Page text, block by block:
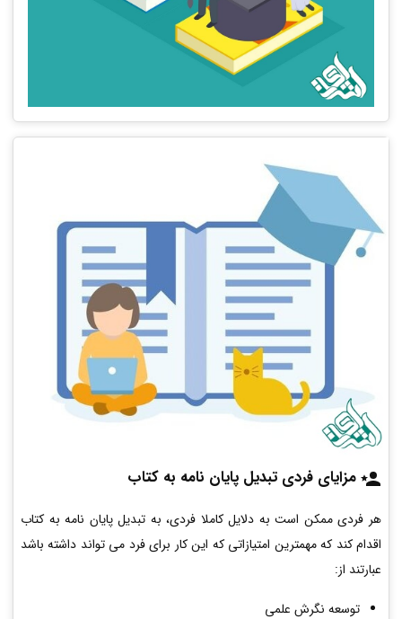
مزایای فردی تبدیل پایان نامه به کتاب
هر فردی ممکن است به دلایل کاملا فردی، به تبدیل پایان نامه به کتاب
اقدام کند که مهمترین امتیازاتی که این کار برای فرد می تواند داشته باشد
عبارتند از:
توسعه نگرش علمی